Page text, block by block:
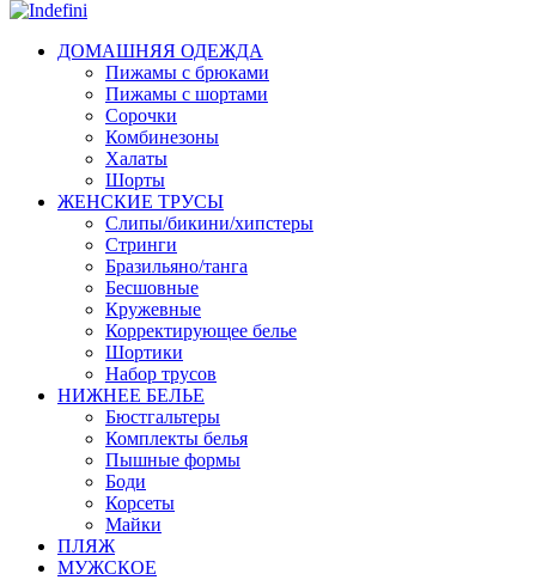
ДОМАШНЯЯ ОДЕЖДА
Пижамы с брюками
Пижамы с шортами
Сорочки
Комбинезоны
Халаты
Шорты
ЖЕНСКИЕ ТРУСЫ
Слипы/бикини/хипстеры
Стринги
Бразильяно/танга
Бесшовные
Кружевные
Корректирующее белье
Шортики
Набор трусов
НИЖНЕЕ БЕЛЬЕ
Бюстгальтеры
Комплекты белья
Пышные формы
Боди
Корсеты
Майки
ПЛЯЖ
МУЖСКОЕ